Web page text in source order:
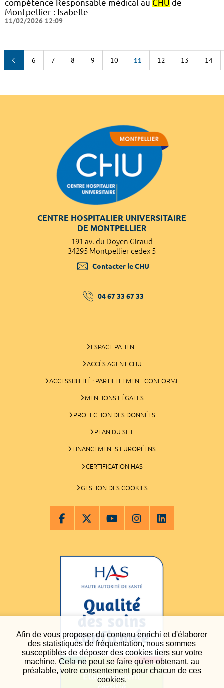
Afin de vous proposer du contenu enrichi et d'élaborer
des statistiques de fréquentation, nous sommes
susceptibles de déposer des cookies tiers sur votre
machine. Cela ne peut se faire qu'en obtenant, au
préalable, votre consentement pour chacun de ces
cookies.
compétence Responsable médical au CHU de
Montpellier : Isabelle
11/02/2026 12:09
6 7 8 9 10 11 12 13 14
CENTRE HOSPITALIER UNIVERSITAIRE
DE MONTPELLIER
191 av. du Doyen Giraud
34295 Montpellier cedex 5
Contacter le CHU
04 67 33 67 33
ESPACE PATIENT
ACCÈS AGENT CHU
ACCESSIBILITÉ : PARTIELLEMENT CONFORME
MENTIONS LÉGALES
PROTECTION DES DONNÉES
PLAN DU SITE
FINANCEMENTS EUROPÉENS
CERTIFICATION HAS
GESTION DES COOKIES